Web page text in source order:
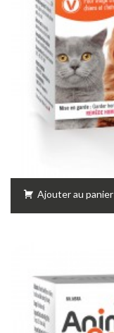
Ajouter au panier